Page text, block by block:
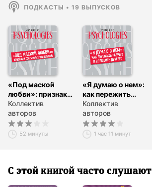
ПОДКАСТЫ • 19 ВЫПУСКОВ
«Под маской
любви»: признаки
токсичных
отношений
Коллектив
авторов
52 минуты
«Я думаю о нем»:
как пережить
разрыв и
полюбить
другого
Коллектив
авторов
1 час 11 минут
С этой книгой часто слушают